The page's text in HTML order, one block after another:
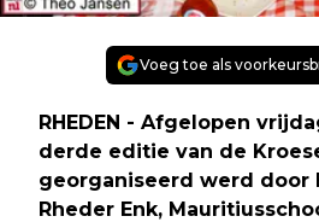
Voeg toe als
RHEDEN - Afgelopen
derde editie van de
georganiseerd werd door
Rheder Enk,